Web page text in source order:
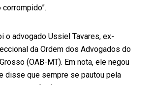
o advogado Ussiel Tavares, ex-
da Ordem dos Advogados do
(OAB-MT). Em nota, ele negou
disse que sempre se pautou pela